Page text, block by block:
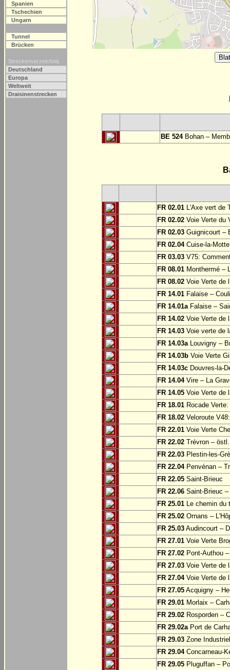
Spanien
Tschechien
Ungarn
Tunnel
Brücken
Streckenverzeichnis
Deutschland
Europa
Weltweit
Draisinenstrecken
BE 524Bohan –
FR 02.01 L'Axe vert de
FR 02.02 Voie Verte du
FR 02.03 Guignicourt –
FR 02.04Cuise-la-
FR 03.03 V75:
FR 08.01 Monthermé –
FR 08.02 Voie Verte de
FR 14.01 Falaise –
FR 14.01aFalaise –
FR 14.02 Voie Verte de
FR 14.03 Voie verte de
FR 14.03aLouvigny –
FR 14.03b Voie Verte
FR 14.03c Douvres-la-
FR 14.04Vire – La
FR 14.05 Voie Verte de
FR 18.01 Rocade
FR 18.02 Veloroute
FR 22.01 Voie Verte
FR 22.02 Trévron –
FR 22.03 Plestin-les-
FR 22.04Penvénan –
FR 22.05 Saint-Brieuc
FR 22.06 Saint-Brieuc
FR 25.01 Le chemin du
FR 25.02 Ornans –
FR 25.03 Audincourt –
FR 27.01 Voie Verte
FR 27.02 Pont-Authou
FR 27.03 Voie Verte de
FR 27.04Voie Verte de
FR 27.05 Acquigny –
FR 29.01 Morlaix –
FR 29.02 Rosporden –
FR 29.02aPort de
FR 29.03 Zone
FR 29.04Concarneau-
FR 29.05 Pluguffan –